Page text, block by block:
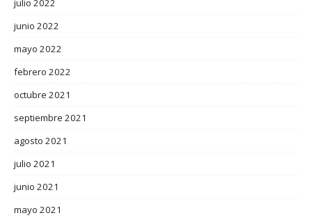
julio 2022
junio 2022
mayo 2022
febrero 2022
octubre 2021
septiembre 2021
agosto 2021
julio 2021
junio 2021
mayo 2021